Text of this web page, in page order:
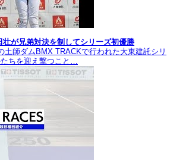
が兄弟対決を制してシリーズ初優勝
土師ダムBMX TRACKで行われた大東建託シリ
ちを迎え撃つこと…